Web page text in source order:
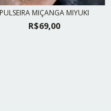
PULSEIRA MIÇANGA MIYUKI
R$69,00